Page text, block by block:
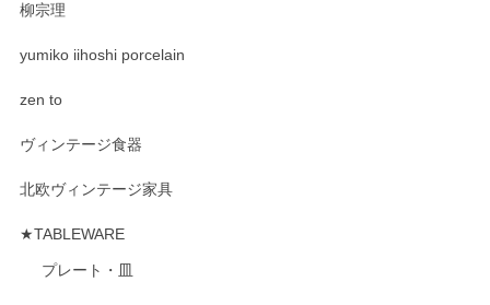
柳宗理
yumiko iihoshi porcelain
zen to
ヴィンテージ食器
北欧ヴィンテージ家具
★TABLEWARE
プレート・皿